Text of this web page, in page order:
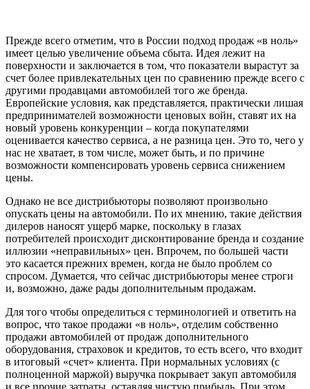
Прежде всего отметим, что в России подход продаж «в ноль»
имеет целью увеличение объема сбыта. Идея лежит на
поверхности и заключается в том, что показатели вырастут за
счет более привлекательных цен по сравнению прежде всего с
другими продавцами автомобилей того же бренда.
Европейские условия, как представляется, практически лишая
предпринимателей возможности ценовых войн, ставят их на
новый уровень конкуренции – когда покупателями
оценивается качество сервиса, а не разница цен. Это то, чего у
нас не хватает, в том числе, может быть, и по причине
возможности компенсировать уровень сервиса снижением
цены.
Однако не все дистрибьюторы позволяют произвольно
опускать цены на автомобили. По их мнению, такие действия
дилеров наносят ущерб марке, поскольку в глазах
потребителей происходит дисконтирование бренда и создание
иллюзии «неправильных» цен. Впрочем, по большей части
это касается прежних времен, когда не было проблем со
спросом. Думается, что сейчас дистрибьюторы менее строги
и, возможно, даже рады дополнительным продажам.
Для того чтобы определиться с терминологией и ответить на
вопрос, что такое продажи «в ноль», отделим собственно
продажи автомобилей от продаж дополнительного
оборудования, страховок и кредитов, то есть всего, что входит
в итоговый «счет» клиента. При нормальных условиях (с
полноценной маржой) выручка покрывает закуп автомобиля
и все прочие затраты, оставляя чистую прибыль. При этом